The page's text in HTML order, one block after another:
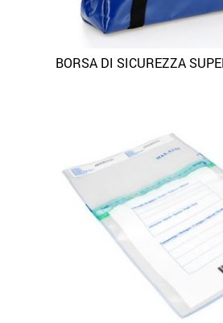
BORSA DI SICUREZZA